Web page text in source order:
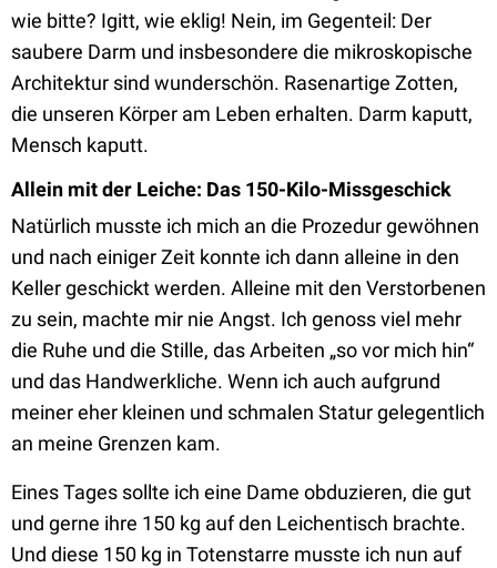
wie bitte? Igitt, wie eklig! Nein, im Gegenteil: Der
saubere Darm und insbesondere die mikroskopische
Architektur sind wunderschön. Rasenartige Zotten,
die unseren Körper am Leben erhalten. Darm kaputt,
Mensch kaputt.
Allein mit der Leiche: Das 150-Kilo-Missgeschick
Natürlich musste ich mich an die Prozedur gewöhnen
und nach einiger Zeit konnte ich dann alleine in den
Keller geschickt werden. Alleine mit den Verstorbenen
zu sein, machte mir nie Angst. Ich genoss viel mehr
die Ruhe und die Stille, das Arbeiten „so vor mich hin“
und das Handwerkliche. Wenn ich auch aufgrund
meiner eher kleinen und schmalen Statur gelegentlich
an meine Grenzen kam.
Eines Tages sollte ich eine Dame obduzieren, die gut
und gerne ihre 150 kg auf den Leichentisch brachte.
Und diese 150 kg in Totenstarre musste ich nun auf